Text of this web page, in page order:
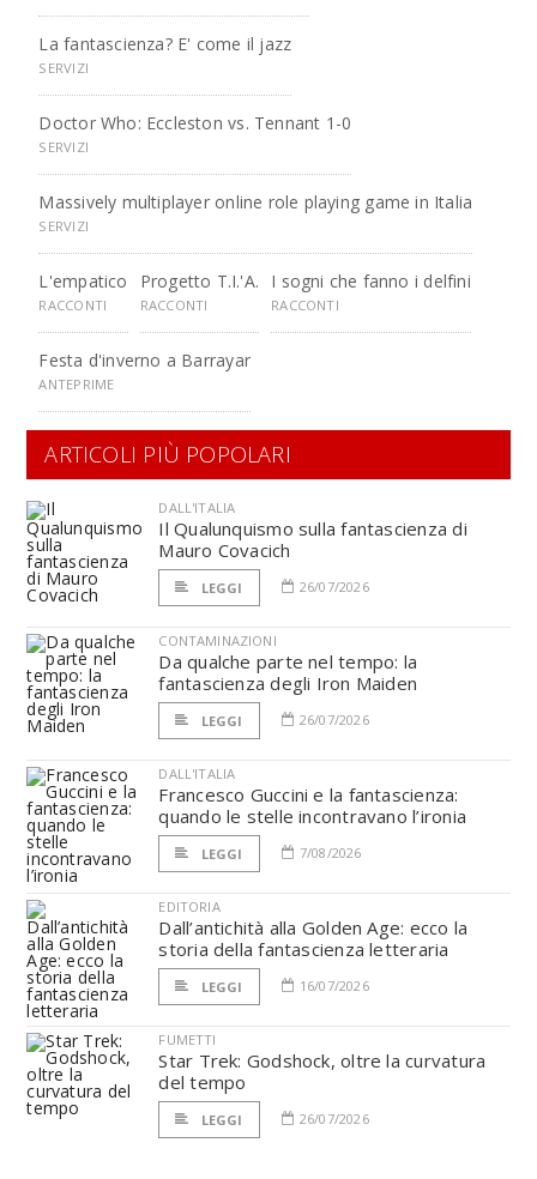
La fantascienza? E' come il jazz
SERVIZI
Doctor Who: Eccleston vs. Tennant 1-0
SERVIZI
Massively multiplayer online role playing game in Italia
SERVIZI
L'empatico
RACCONTI
Progetto T.I.'A.
RACCONTI
I sogni che fanno i delfini
RACCONTI
Festa d'inverno a Barrayar
ANTEPRIME
ARTICOLI PIÙ POPOLARI
DALL'ITALIA
Il Qualunquismo sulla fantascienza di
Mauro Covacich
LEGGI 26/07/2026
CONTAMINAZIONI
Da qualche parte nel tempo: la
fantascienza degli Iron Maiden
LEGGI 26/07/2026
DALL'ITALIA
Francesco Guccini e la fantascienza:
quando le stelle incontravano l’ironia
LEGGI 7/08/2026
EDITORIA
Dall’antichità alla Golden Age: ecco la
storia della fantascienza letteraria
LEGGI 16/07/2026
FUMETTI
Star Trek: Godshock, oltre la curvatura
del tempo
LEGGI 26/07/2026